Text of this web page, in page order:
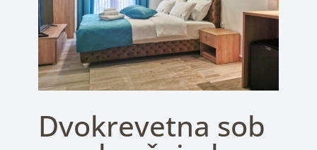
Dvokrevetna sob